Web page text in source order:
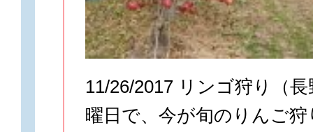
11/26/2017 リンゴ狩り（
曜日で、今が旬のりんご